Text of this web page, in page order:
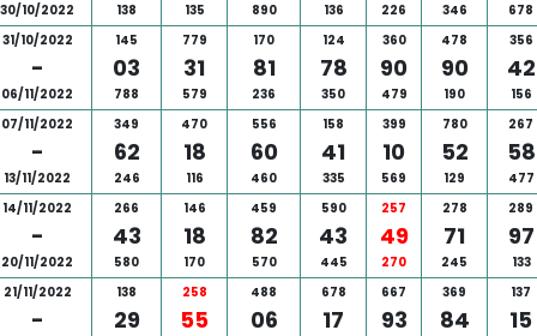
30/10/2022 138 135 890 136 226 346
678
31/10/2022
-
06/11/2022
145
03
788
779
31
579
170
81
236
124
78
350
360
90
479
478
90
190
356
42
156
07/11/2022
-
13/11/2022
349
62
246
470
18
116
556
60
460
158
41
335
399
10
569
780
52
129
267
58
477
14/11/2022
-
20/11/2022
266
43
580
146
18
170
459
82
570
590
43
445
257
49
270
278
71
245
289
97
133
21/11/2022
-
138
29
258
55
488
06
678
17
667
93
369
84
137
15